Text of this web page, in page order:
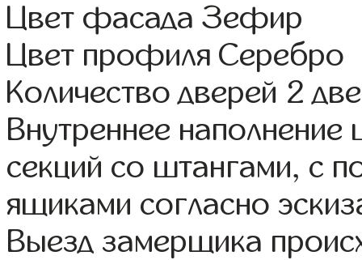
Цвет фасада Зефир
Цвет профиля Серебро
Количество дверей 2
Внутреннее
секций со штангами, с
ящиками согласно
Выезд замерщика